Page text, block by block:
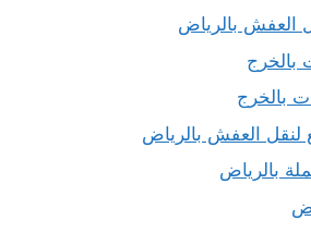
العفش بالرياض
بالخرج
بالخرج
لنقل العفش بالرياض
بالرياض